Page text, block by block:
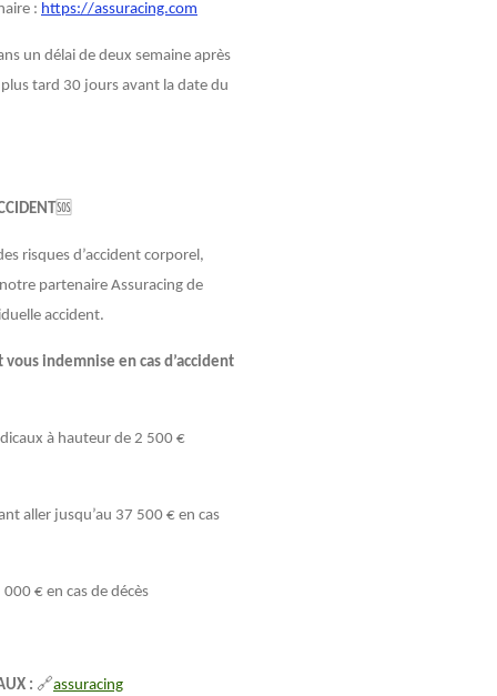
: https://assuracing.com
un délai de deux semaine après
tard 30 jours avant la date du
🆘
risques d’accident corporel,
partenaire Assuracing de
accident.
indemnise en cas d’accident
à hauteur de 2 500 €
aller jusqu’au 37 500 € en cas
€ en cas de décès
: 🔗assuracing